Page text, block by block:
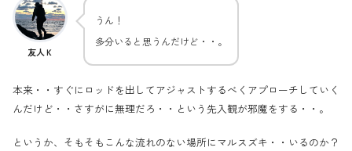
友人Ｋ
うん！
多分いると思うんだけど・・。
本来・・すぐにロッドを出してアジャストするべくアプローチしていく
んだけど・・さすがに無理だろ・・という先入観が邪魔をする・・。
というか、そもそもこんな流れのない場所にマルスズキ・・いるのか？